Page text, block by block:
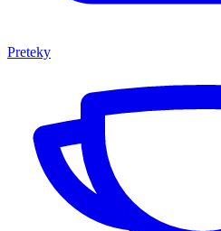
Preteky